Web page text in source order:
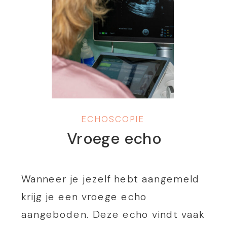
Vroege echo
Wanneer je jezelf hebt aangemeld
krijg je een vroege echo
aangeboden. Deze echo vindt vaak
ECHOSCOPIE